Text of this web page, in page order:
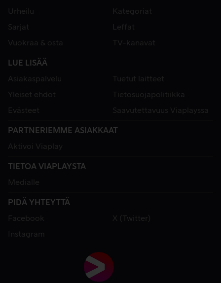
Urheilu
Kategoriat
Sarjat
Leffat
Vuokraa & osta
TV-kanavat
LUE LISÄÄ
Asiakaspalvelu
Tuetut laitteet
Yleiset ehdot
Tietosuojapolitiikka
Evästeet
Saavutettavuus Viaplayssa
PARTNERIEMME ASIAKKAAT
Aktivoi Viaplay
TIETOA VIAPLAYSTA
Medialle
PIDÄ YHTEYTTÄ
Facebook
X (Twitter)
Instagram